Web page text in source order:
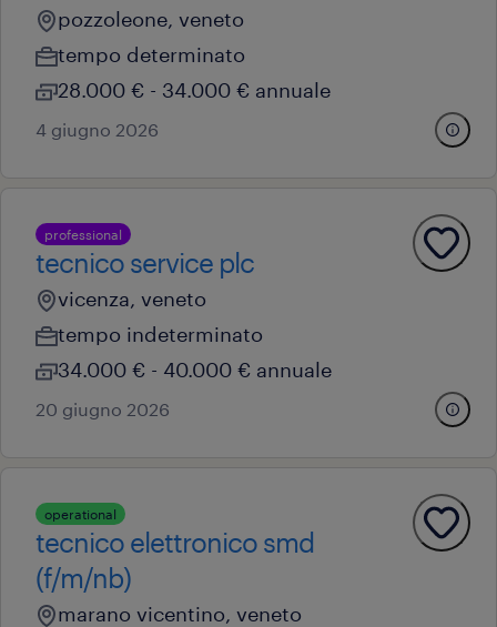
pozzoleone, veneto
tempo determinato
28.000 € - 34.000 € annuale
4 giugno 2026
professional
tecnico service plc
vicenza, veneto
tempo indeterminato
34.000 € - 40.000 € annuale
20 giugno 2026
operational
tecnico elettronico smd
(f/m/nb)
marano vicentino, veneto